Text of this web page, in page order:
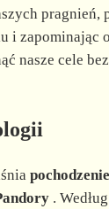
pragnień,
i zapominając
nasze cele
.